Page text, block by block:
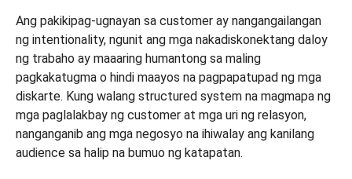
Ang pakikipag-ugnayan sa customer ay nangangailangan
ng intentionality, ngunit ang mga nakadiskonektang daloy
ng trabaho ay maaaring humantong sa maling
pagkakatugma o hindi maayos na pagpapatupad ng mga
diskarte. Kung walang structured system na magmapa ng
mga paglalakbay ng customer at mga uri ng relasyon,
nanganganib ang mga negosyo na ihiwalay ang kanilang
audience sa halip na bumuo ng katapatan.